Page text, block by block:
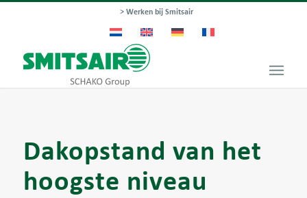
> Werken bij Smitsair
Dakopstand van het
hoogste niveau